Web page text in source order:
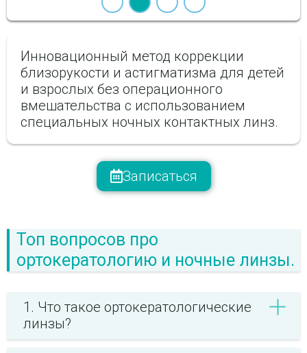
Инновационный метод коррекции
близорукости и астигматизма для детей
и взрослых без операционного
вмешательства с использованием
специальных ночных контактных линз.
Записаться
Топ вопросов про
ортокератологию и ночные линзы.
1. Что такое ортокератологические
линзы?